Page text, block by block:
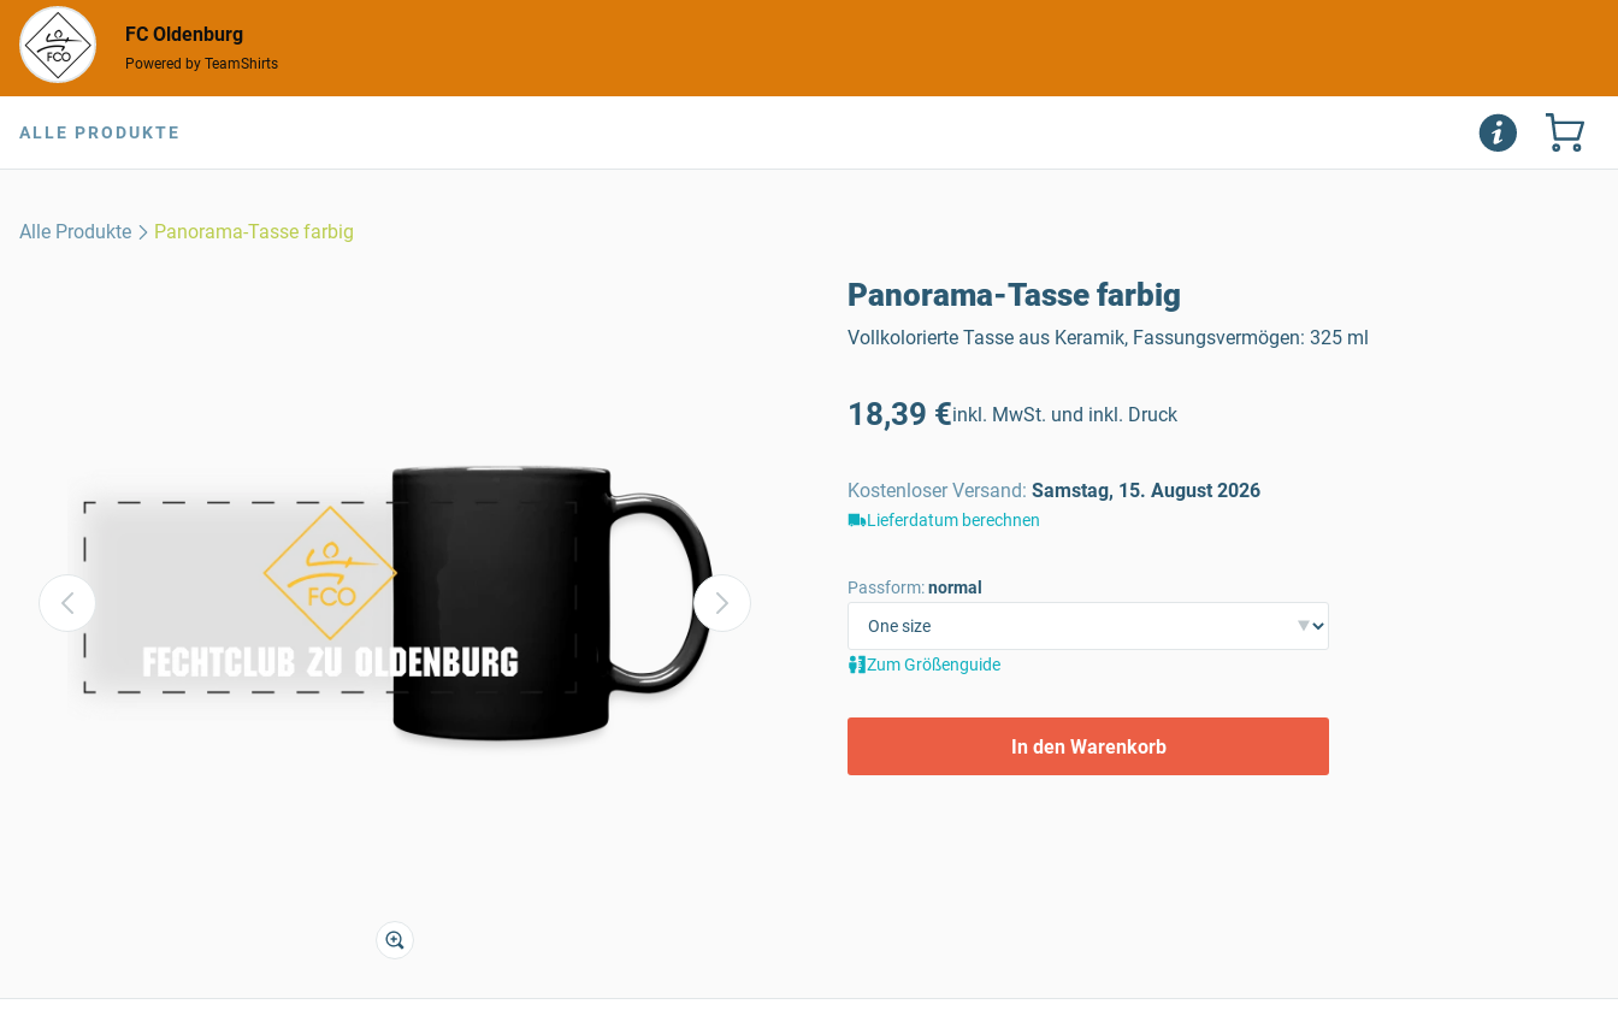
FC Oldenburg
Powered by TeamShirts
ALLE PRODUKTE
Alle Produkte Panorama-Tasse farbig
Panorama-Tasse farbig
Vollkolorierte Tasse aus Keramik, Fassungsvermögen: 325 ml
18,39 €inkl. MwSt. und inkl. Druck
Kostenloser Versand: Samstag, 15. August 2026
Lieferdatum berechnen
Passform:normal
Zum Größenguide
In den Warenkorb